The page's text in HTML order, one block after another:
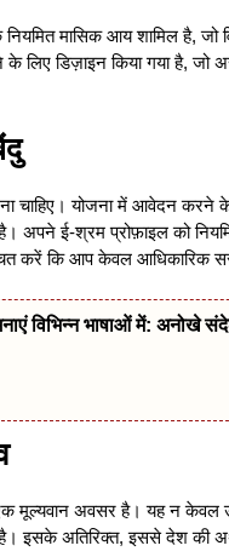
मासिक आय शामिल है, जो
लिए डिज़ाइन किया गया है, जो
योजना में आवेदन करने के
है। अपने ई-श्रम प्रोफ़ाइल को
करें कि आप केवल आधिकारिक
विभिन्न भाषाओं में: अनोखे
मूल्यवान अवसर है। यह न केवल
इसके अतिरिक्त, इससे देश की